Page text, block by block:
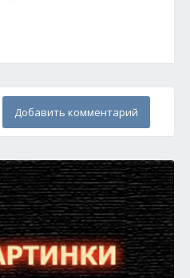
Добавить комментарий